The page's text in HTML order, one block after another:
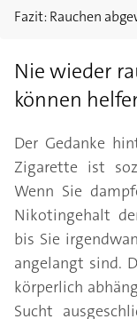
Fazit: Rauchen
Nie wieder
können
Der Gedanke
Zigarette ist
Wenn Sie
Nikotingehalt
bis Sie
angelangt sind.
körperlich
Sucht